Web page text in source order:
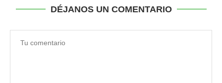
DÉJANOS UN COMENTARIO